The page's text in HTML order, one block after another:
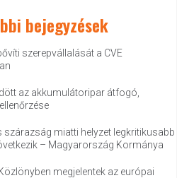
bejegyzések
szerepvállalását a CVE
az akkumulátoripar átfogó,
szárazság miatti helyzet legkritikusabb
– Magyarország Kormánya
megjelentek az európai